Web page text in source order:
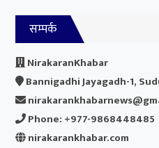
सम्पर्क
NirakaranKhabar
Bannigadhi Jayagadh-1,
Phone: +977-9868448485
nirakarankhabar.com